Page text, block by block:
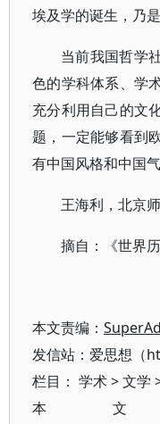
埃及学的诞生，乃
当前我国哲学
色的学科体系、学
充分利用自己的文
题，一定能够看到
有中国风格和中国
王海利，北京
摘自：《世界
本文责编：
发信站：爱思想（
栏目： 学术>文学
本